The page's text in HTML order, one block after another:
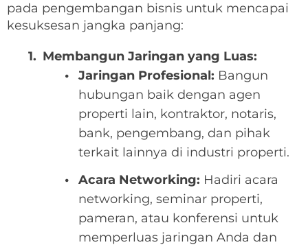
pada pengembangan bisnis untuk mencapai
kesuksesan jangka panjang:
Membangun Jaringan yang Luas:
Jaringan Profesional: Bangun
hubungan baik dengan agen
properti lain, kontraktor, notaris,
bank, pengembang, dan pihak
terkait lainnya di industri properti.
Acara Networking: Hadiri acara
networking, seminar properti,
pameran, atau konferensi untuk
memperluas jaringan Anda dan